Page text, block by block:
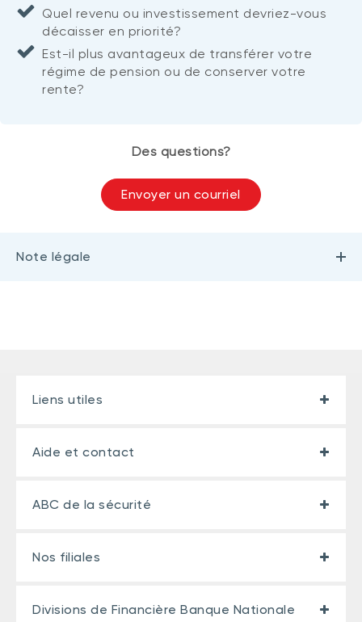
Quel revenu ou investissement devriez-vous
décaisser en priorité?
Est-il plus avantageux de transférer votre
régime de pension ou de conserver votre
rente?
Des questions?
Envoyer un courriel
Note légale
Liens utiles
Aide et contact
ABC de la sécurité
Nos filiales
Divisions de Financière Banque Nationale